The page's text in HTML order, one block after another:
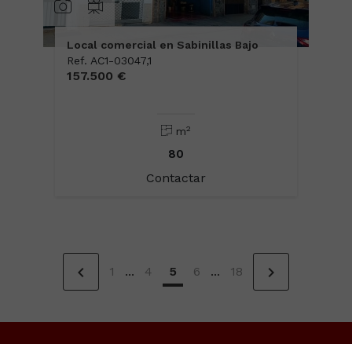
Local comercial en Sabinillas Bajo
Ref. AC1-03047,1
157.500 €
m2
80
Contactar
chevron_left 1 ... 4 5 6 ... 18 chevron_right